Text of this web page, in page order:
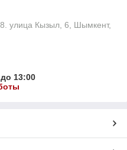
улица Кызыл, 6, Шымкент,
13:00